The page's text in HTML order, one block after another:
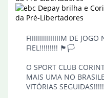
FIIIIIIIIIIIIIIIM DE JOGO
FIEL!!!!!!!!! 🏴🏳️
O SPORT CLUB
MAIS UMA NO
VITÓRIAS